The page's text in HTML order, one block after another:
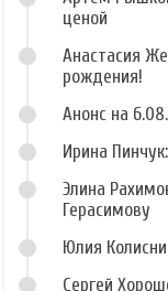
ценой
Анастасия
рождения!
Анонс на
Ирина
Элина
Герасимову
Юлия
Сергей